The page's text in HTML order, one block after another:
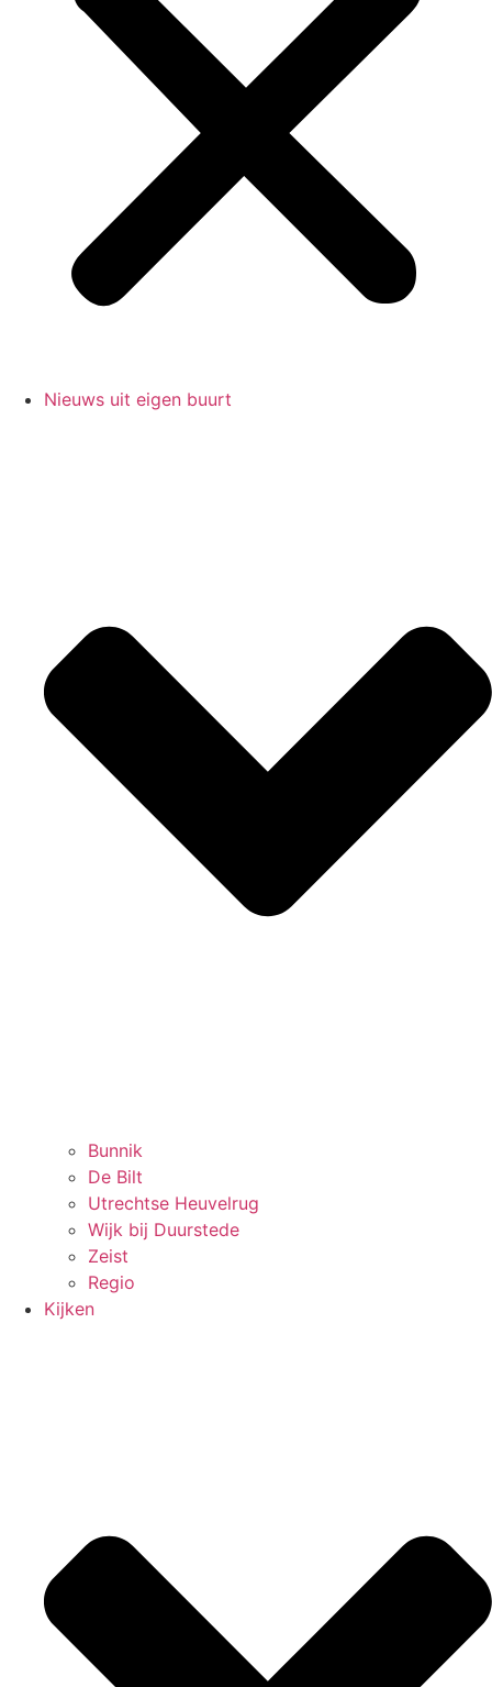
Nieuws uit eigen buurt
Bunnik
De Bilt
Utrechtse Heuvelrug
Wijk bij Duurstede
Zeist
Regio
Kijken